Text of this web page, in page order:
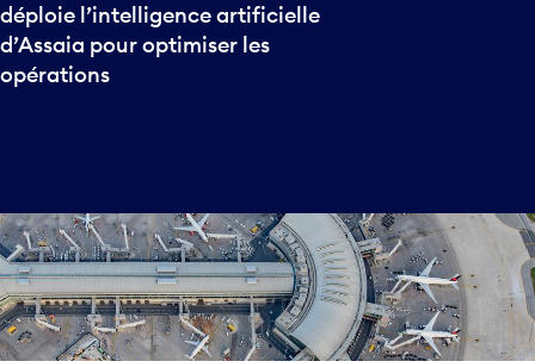
déploie l’intelligence artificielle
d’Assaia pour optimiser les
opérations